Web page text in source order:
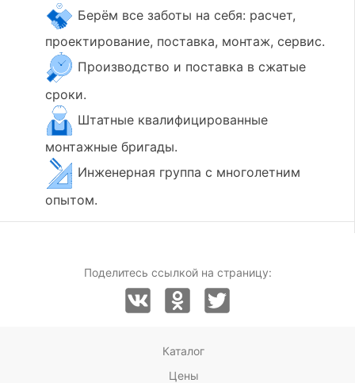
Берём все заботы на себя: расчет,
проектирование, поставка, монтаж, сервис.
Производство и поставка в сжатые
сроки.
Штатные квалифицированные
монтажные бригады.
Инженерная группа с многолетним
опытом.
Поделитесь ссылкой на страницу:
Каталог
Цены